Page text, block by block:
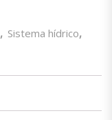
, Sistema hídrico,